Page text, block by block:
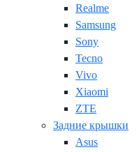
Realme
Samsung
Sony
Tecno
Vivo
Xiaomi
ZTE
Задние крышки
Asus